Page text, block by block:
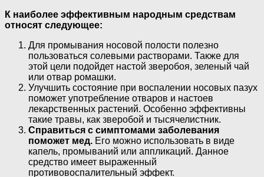
К наиболее эффективным народным средствам
относят следующее:
Для промывания носовой полости полезно
пользоваться солевыми растворами. Также для
этой цели подойдет настой зверобоя, зеленый чай
или отвар ромашки.
Улучшить состояние при воспалении носовых пазух
поможет употребление отваров и настоев
лекарственных растений. Особенно эффективны
такие травы, как зверобой и тысячелистник.
Справиться с симптомами заболевания
поможет мед. Его можно использовать в виде
капель, промываний или аппликаций. Данное
средство имеет выраженный
противовоспалительный эффект.